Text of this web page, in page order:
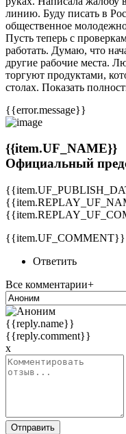
линию. Буду писать в
общественное
Пусть теперь с
работать. Думаю, что
другие рабочие места.
торгуют продуктами,
столах. Показать
{{error.message}}
{{item.UF_NAME}}
Официальный
{{item.UF_COMMENT}}
Ответить
Все комментарии+
{{reply.name}}
{{reply.comment}}
x
Отправить